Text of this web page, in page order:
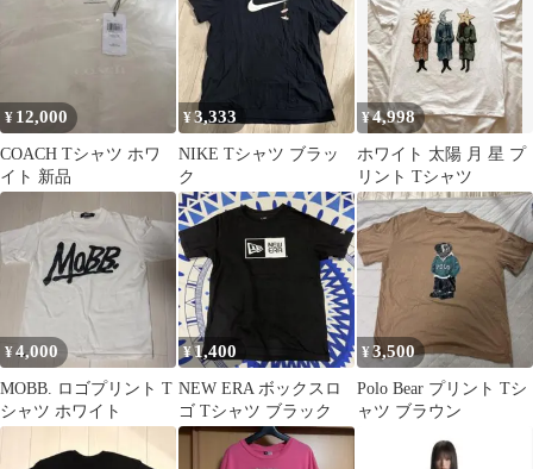
¥ 12,000
COACH Tシャツ ホワ
イト 新品
¥3,333
NIKE Tシャツ ブラッ
ク
¥4,998
ホワイト 太陽 月 星 プ
リント Tシャツ
¥4,000
MOBB. ロゴプリント T
シャツ ホワイト
¥1,400
NEW ERA ボックスロ
ゴ Tシャツ ブラック
¥3,500
Polo Bear プリント Tシ
ャツ ブラウン